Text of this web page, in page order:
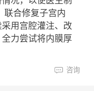
联合修复子宫内
用宫腔灌注、改
力尝试将内膜厚
咨询